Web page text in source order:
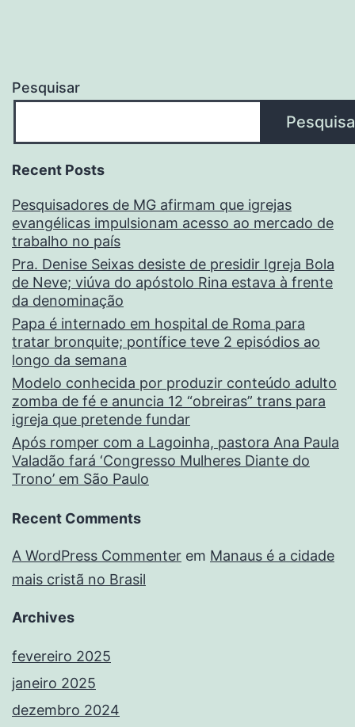
Pesquisar
Recent Posts
Pesquisadores de MG afirmam que igrejas
evangélicas impulsionam acesso ao mercado de
trabalho no país
Pra. Denise Seixas desiste de presidir Igreja Bola
de Neve; viúva do apóstolo Rina estava à frente
da denominação
Papa é internado em hospital de Roma para
tratar bronquite; pontífice teve 2 episódios ao
longo da semana
Modelo conhecida por produzir conteúdo adulto
zomba de fé e anuncia 12 “obreiras” trans para
igreja que pretende fundar
Após romper com a Lagoinha, pastora Ana Paula
Valadão fará ‘Congresso Mulheres Diante do
Trono’ em São Paulo
Recent Comments
A WordPress Commenter em Manaus é a cidade
mais cristã no Brasil
Archives
fevereiro 2025
janeiro 2025
dezembro 2024